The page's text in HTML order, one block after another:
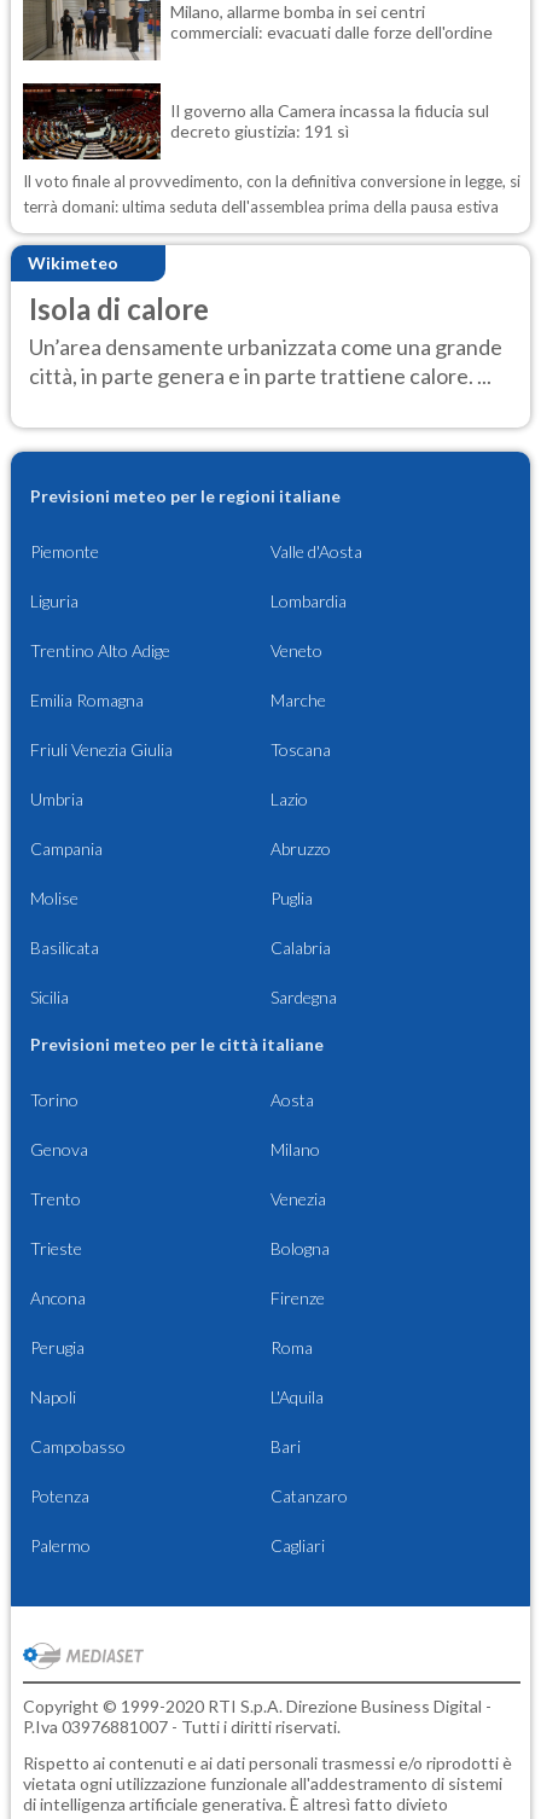
Milano, allarme bomba in sei centri
commerciali: evacuati dalle forze dell'ordine
Il governo alla Camera incassa la fiducia sul
decreto giustizia: 191 sì
Il voto finale al provvedimento, con la definitiva conversione in legge, si
terrà domani: ultima seduta dell'assemblea prima della pausa estiva
Wikimeteo
Isola di calore
Un’area densamente urbanizzata come una grande
città, in parte genera e in parte trattiene calore. ...
Previsioni meteo per le regioni italiane
Piemonte Valle d'Aosta
Liguria Lombardia
Trentino Alto Adige Veneto
Emilia Romagna Marche
Friuli Venezia Giulia Toscana
Umbria Lazio
Campania Abruzzo
Molise Puglia
Basilicata Calabria
Sicilia Sardegna
Previsioni meteo per le città italiane
Torino Aosta
Genova Milano
Trento Venezia
Trieste Bologna
Ancona Firenze
Perugia Roma
Napoli L'Aquila
Campobasso Bari
Potenza Catanzaro
Palermo Cagliari
Copyright © 1999-2020 RTI S.p.A. Direzione Business Digital -
P.Iva 03976881007 - Tutti i diritti riservati.
Rispetto ai contenuti e ai dati personali trasmessi e/o riprodotti è
vietata ogni utilizzazione funzionale all'addestramento di sistemi
di intelligenza artificiale generativa. È altresì fatto divieto